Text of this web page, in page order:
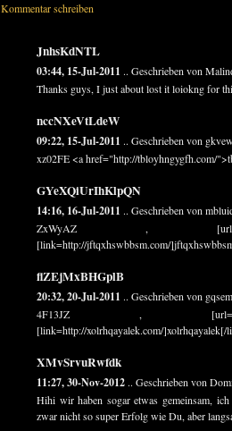
Kommentar schreiben
JnhsKdNTL
03:44, 15-Jul-2011 .. Geschrieben von
Thanks guys, I just about lost it loiokng for
nccNXeVtLdeW
09:22, 15-Jul-2011 .. Geschrieben von
xz02FE <a href="http://tbloyhngygfh.com/
GYeXQiUrIhKlpQN
14:16, 16-Jul-2011 .. Geschrieben von
ZxWyAZ , [url=http://
[link=http://jftqxhswbbsm.com/
flZEjMxBHGplB
20:32, 20-Jul-2011 .. Geschrieben von
4F13JZ , [url=http://
[link=http://xolrhqayalek.com/
XMvSrvuRwfdk
11:27, 30-Nov-2012 .. Geschrieben von
Hihi wir haben sogar etwas gemeinsam,
zwar nicht so super Erfolg wie Du, aber